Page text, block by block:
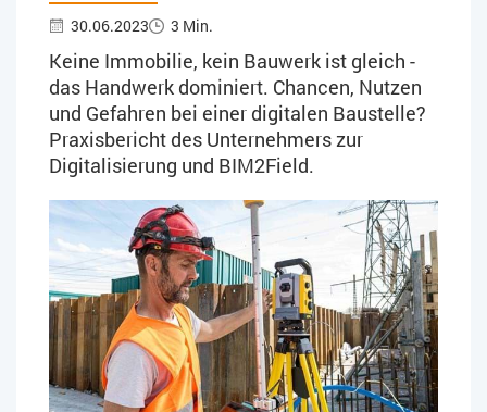
30.06.2023 3 Min.
Keine Immobilie, kein Bauwerk ist gleich -
das Handwerk dominiert. Chancen, Nutzen
und Gefahren bei einer digitalen Baustelle?
Praxisbericht des Unternehmers zur
Digitalisierung und BIM2Field.